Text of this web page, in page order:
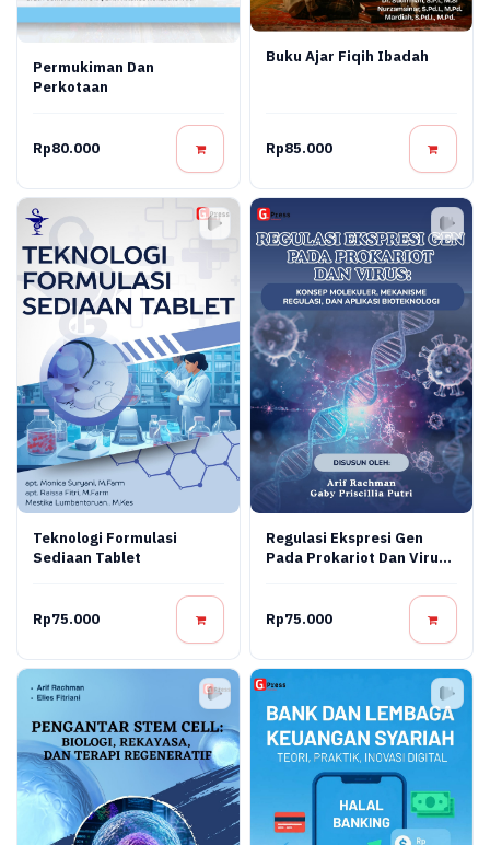
Permukiman Dan
Perkotaan
Rp80.000
Buku Ajar Fiqih Ibadah
Rp85.000
Teknologi Formulasi
Sediaan Tablet
Rp75.000
Regulasi Ekspresi Gen
Pada Prokariot Dan Virus:
Mekanisme Regulasi, Dan
Aplikasi Bioteknologi
Rp75.000